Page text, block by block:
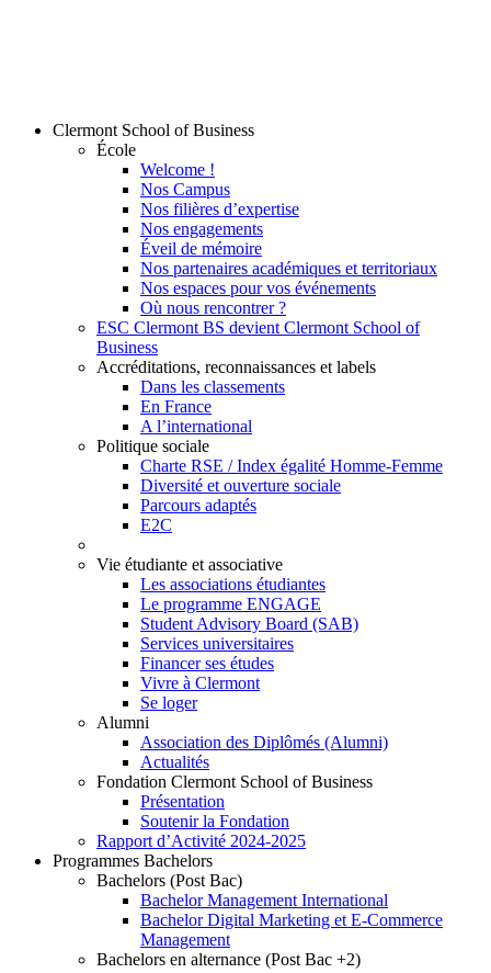
Clermont School of Business
École
Welcome !
Nos Campus
Nos filières d’expertise
Nos engagements
Éveil de mémoire
Nos partenaires académiques et territoriaux
Nos espaces pour vos événements
Où nous rencontrer ?
ESC Clermont BS devient Clermont School of
Business
Accréditations, reconnaissances et labels
Dans les classements
En France
A l’international
Politique sociale
Charte RSE / Index égalité Homme-Femme
Diversité et ouverture sociale
Parcours adaptés
E2C
Vie étudiante et associative
Les associations étudiantes
Le programme ENGAGE
Student Advisory Board (SAB)
Services universitaires
Financer ses études
Vivre à Clermont
Se loger
Alumni
Association des Diplômés (Alumni)
Actualités
Fondation Clermont School of Business
Présentation
Soutenir la Fondation
Rapport d’Activité 2024-2025
Programmes Bachelors
Bachelors (Post Bac)
Bachelor Management International
Bachelor Digital Marketing et E-Commerce
Management
Bachelors en alternance (Post Bac +2)